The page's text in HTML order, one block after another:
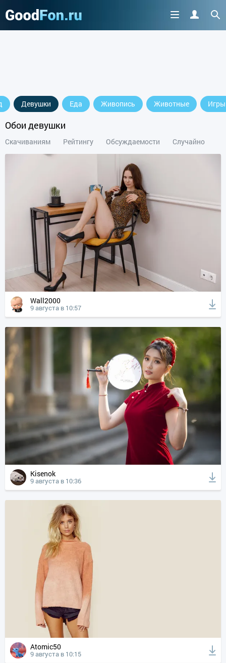
Девушки Еда Живопись Животные Игры
Обои девушки
Скачиваниям Рейтингу Обсуждаемости Случайно
Wall2000
9 августа в 10:57
Kisenok
9 августа в 10:36
Atomic50
9 августа в 10:15